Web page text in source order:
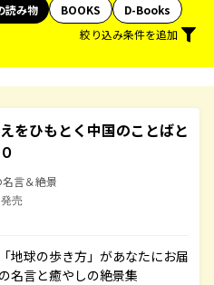
読み物 BOOKS
D-Books
絞り込み条件を追加
をひもとく中国のことばと
名言＆絶景
売
地球の歩き方」があなたにお届
名言と癒やしの絶景集